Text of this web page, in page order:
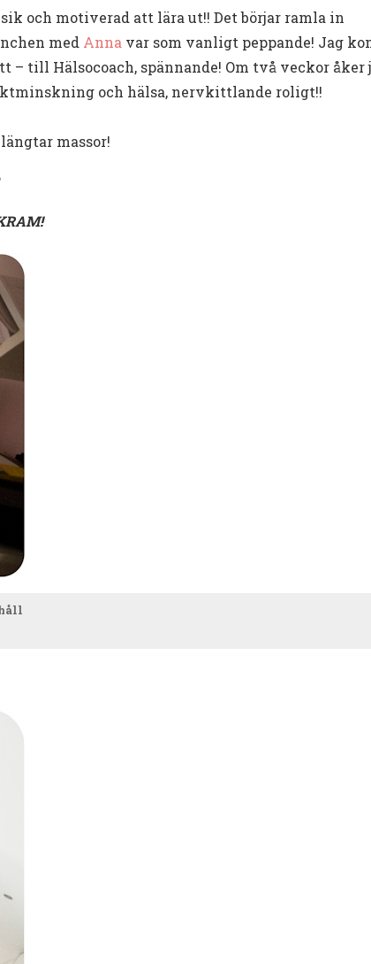
och motiverad att lära ut!! Det börjar ramla in
med Anna var som vanligt peppande! Jag
till Hälsocoach, spännande! Om två veckor
och hälsa, nervkittlande roligt!!
massor!